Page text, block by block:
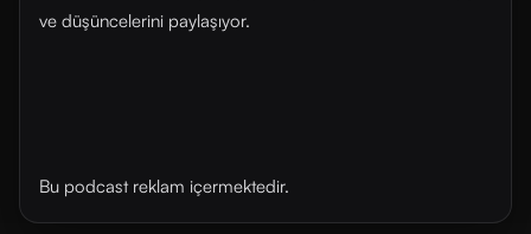
ve düşüncelerini paylaşıyor.
Bu podcast reklam içermektedir.